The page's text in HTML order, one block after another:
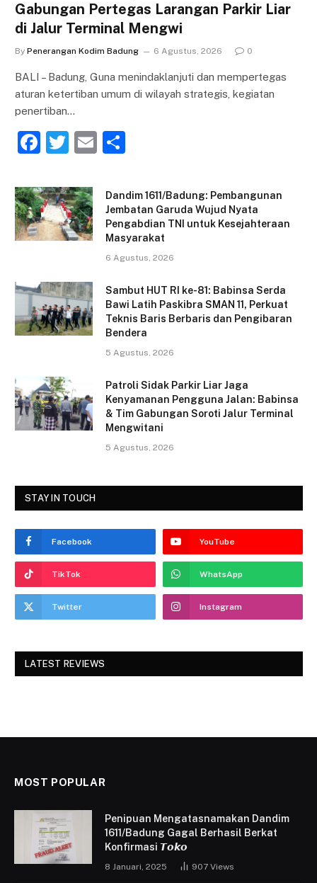
Gabungan Pertegas Larangan Parkir Liar
di Jalur Terminal Mengwi
By Penerangan Kodim Badung 6 Agustus, 2026 0
BALI – Badung, Guna menindaklanjuti dan mempertegas
aturan ketertiban umum di wilayah strategis, kegiatan
penertiban…
F
c
e
b
o
k
T
itt
er
E
ai ar
e
Dandim 1611/Badung: Pembangunan
Jembatan Garuda Wujud Nyata
Pengabdian TNI untuk Kesejahteraan
Masyarakat
6 Agustus, 2026
Sambut HUT RI ke-81: Babinsa Serda
Bawi Latih Paskibra SMAN 11, Perkuat
Teknis Baris Berbaris dan Pengibaran
Bendera
5 Agustus, 2026
Patroli Sidak Parkir Liar Jaga
Kenyamanan Pengguna Jalan: Babinsa
& Tim Gabungan Soroti Jalur Terminal
Mengwitani
5 Agustus, 2026
STAY IN TOUCH
Facebook YouTube
TikTok WhatsApp
Twitter Instagram
LATEST REVIEWS
MOST POPULAR
Penipuan Mengatasnamakan Dandim
1611/Badung Gagal Berhasil Berkat
Konfirmasi 𝙏𝙤𝙠𝙤
8 Januari, 2025 907 Views